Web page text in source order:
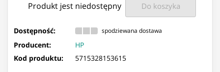
Produkt jest niedostępny Do koszyka
Dostępność: spodziewana dostawa
Producent:
HP
Kod produktu:
5715328153615